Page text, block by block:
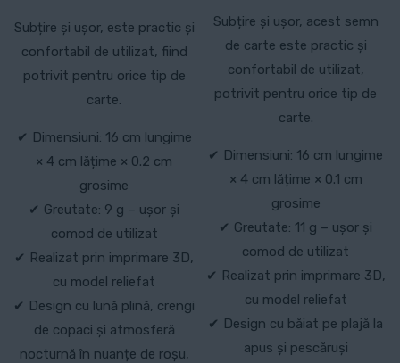
Subțire și ușor, este practic și
confortabil de utilizat, fiind
potrivit pentru orice tip de
carte.
✔ Dimensiuni: 16 cm lungime
× 4 cm lățime × 0.2 cm
grosime
✔ Greutate: 9 g – ușor și
comod de utilizat
✔ Realizat prin imprimare 3D,
cu model reliefat
✔ Design cu lună plină, crengi
de copaci și atmosferă
nocturnă în nuanțe de roșu,
Subțire și ușor, acest semn
de carte este practic și
confortabil de utilizat,
potrivit pentru orice tip de
carte.
✔ Dimensiuni: 16 cm lungime
× 4 cm lățime × 0.1 cm
grosime
✔ Greutate: 11 g – ușor și
comod de utilizat
✔ Realizat prin imprimare 3D,
cu model reliefat
✔ Design cu băiat pe plajă la
apus și pescăruși